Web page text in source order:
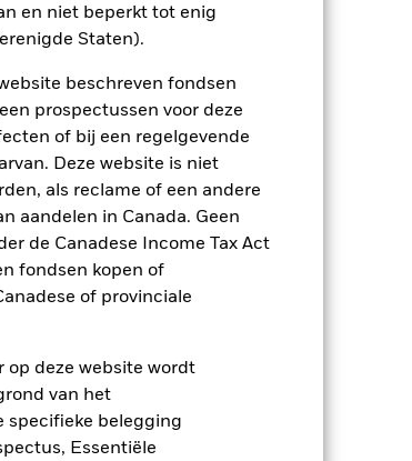
en niet beperkt tot enig
Staten).
beschreven fondsen
prospectussen voor deze
of bij een regelgevende
Deze website is niet
als reclame of een andere
aandelen in Canada. Geen
de Canadese Income Tax Act
fondsen kopen of
of provinciale
op deze website wordt
van het
specifieke belegging
Essentiële
Tot de
in de bedrijven.
volgt of niet ten volle
ze gebaseerd zijn en
op het Fonds kan groter
is het
profiteert.
der tijd verandert, kan een
voor afgeleide
effect is mogelijk